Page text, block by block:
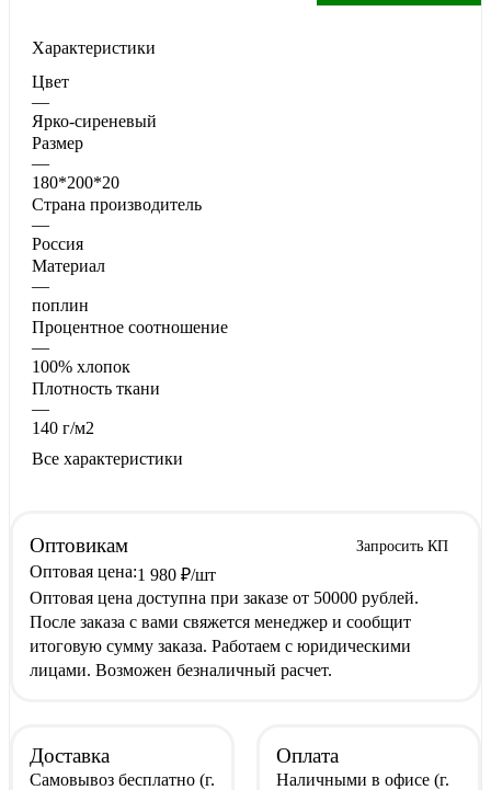
Характеристики
Цвет
—
Ярко-сиреневый
Размер
—
180*200*20
Страна производитель
—
Россия
Материал
—
поплин
Процентное соотношение
—
100% хлопок
Плотность ткани
—
140 г/м2
Все характеристики
Оптовикам Запросить КП
Оптовая цена:1 980 ₽/шт
Оптовая цена доступна при заказе от 50000 рублей.
После заказа с вами свяжется менеджер и сообщит
итоговую сумму заказа. Работаем с юридическими
лицами. Возможен безналичный расчет.
Доставка
Самовывоз бесплатно (г.
Оплата
Наличными в офисе (г.